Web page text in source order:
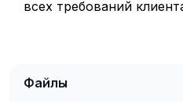
всех требований
Файлы